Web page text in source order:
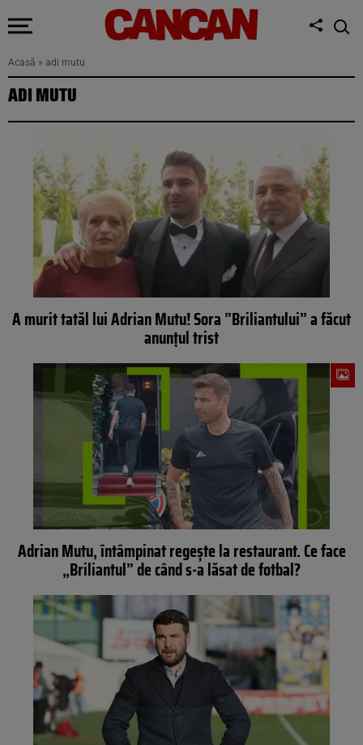
Acasă » adi mutu
ADI MUTU
A murit tatăl lui Adrian Mutu! Sora ”Briliantului” a făcut
anunțul trist
Adrian Mutu, întâmpinat regește la restaurant. Ce face
„Briliantul” de când s-a lăsat de fotbal?